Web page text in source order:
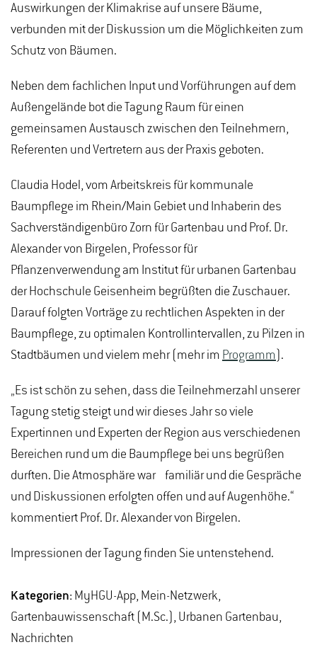
Auswirkungen der Klimakrise auf unsere Bäume,
verbunden mit der Diskussion um die Möglichkeiten zum
Schutz von Bäumen.
Neben dem fachlichen Input und Vorführungen auf dem
Außengelände bot die Tagung Raum für einen
gemeinsamen Austausch zwischen den Teilnehmern,
Referenten und Vertretern aus der Praxis geboten.
Claudia Hodel, vom Arbeitskreis für kommunale
Baumpflege im Rhein/Main Gebiet und Inhaberin des
Sachverständigenbüro Zorn für Gartenbau und Prof. Dr.
Alexander von Birgelen, Professor für
Pflanzenverwendung am Institut für urbanen Gartenbau
der Hochschule Geisenheim begrüßten die Zuschauer.
Darauf folgten Vorträge zu rechtlichen Aspekten in der
Baumpflege, zu optimalen Kontrollintervallen, zu Pilzen in
Stadtbäumen und vielem mehr (mehr im Programm ).
„Es ist schön zu sehen, dass die Teilnehmerzahl unserer
Tagung stetig steigt und wir dieses Jahr so viele
Expertinnen und Experten der Region aus verschiedenen
Bereichen rund um die Baumpflege bei uns begrüßen
durften. Die Atmosphäre war familiär und die Gespräche
und Diskussionen erfolgten offen und auf Augenhöhe.“
kommentiert Prof. Dr. Alexander von Birgelen.
Impressionen der Tagung finden Sie untenstehend.
Kategorien: MyHGU-App, Mein-Netzwerk,
Gartenbauwissenschaft (M.Sc.), Urbanen Gartenbau,
Nachrichten